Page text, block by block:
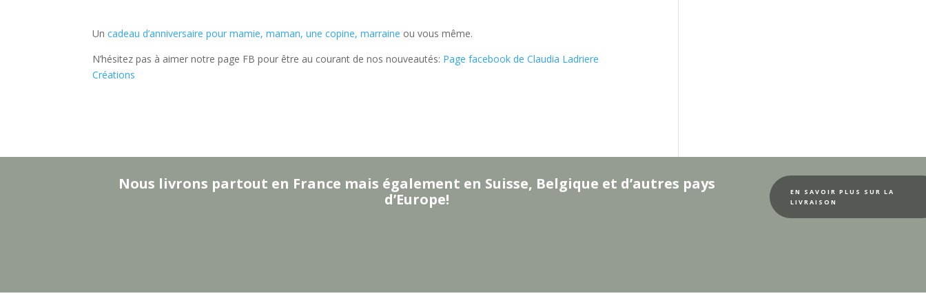
Uncadeau d’anniversaire pour mamie, maman, une copine, marraine ou vous même.
N’hésitez pas à aimer notre page FB pour être au courant de nos nouveautés: Page facebook de Claudia Ladriere
Créations
Nous livrons partout en France mais également en Suisse, Belgique et d’autres pays
d’Europe!
EN SAVOIR PLUS SUR LA
LIVRAISON